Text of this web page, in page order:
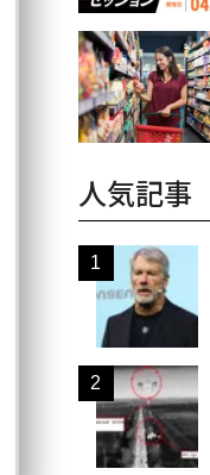
人気記事